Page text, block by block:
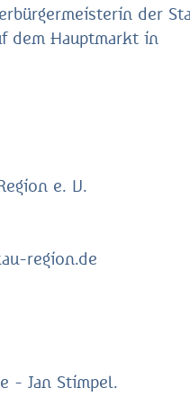
der
dem Hauptmarkt in
e. V.
region.de
- Jan Stimpel.